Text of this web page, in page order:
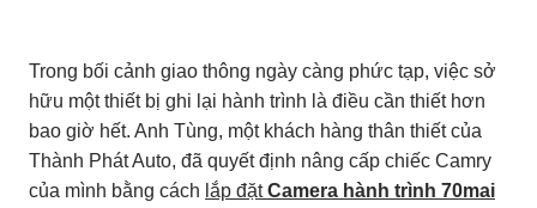
Trong bối cảnh giao thông ngày càng phức tạp, việc sở
hữu một thiết bị ghi lại hành trình là điều cần thiết hơn
bao giờ hết. Anh Tùng, một khách hàng thân thiết của
Thành Phát Auto, đã quyết định nâng cấp chiếc Camry
của mình bằng cách lắp đặtCamera hành trình 70mai